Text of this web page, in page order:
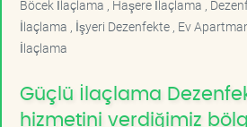
Böcek İlaçlama , Haşere İlaçlama ,
İlaçlama , İşyeri Dezenfekte , Ev
İlaçlama
Güçlü İlaçlama
hizmetini verdiğimiz